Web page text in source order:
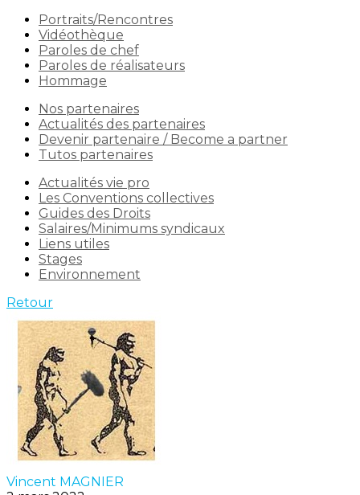
Portraits/Rencontres
Vidéothèque
Paroles de chef
Paroles de réalisateurs
Hommage
Nos partenaires
Actualités des partenaires
Devenir partenaire / Become a partner
Tutos partenaires
Actualités vie pro
Les Conventions collectives
Guides des Droits
Salaires/Minimums syndicaux
Liens utiles
Stages
Environnement
Retour
Vincent MAGNIER